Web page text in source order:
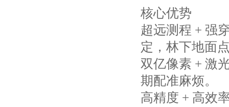
核心优势
超远测程 + 强
定，林下地面
双亿像素 + 激
期配准麻烦。
高精度 + 高效